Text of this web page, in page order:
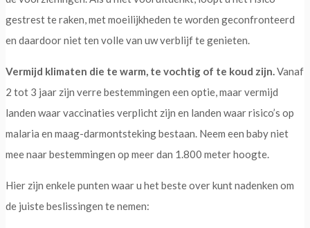
gestrest te raken, met moeilijkheden te worden geconfronteerd
en daardoor niet ten volle van uw verblijf te genieten.
Vermijd klimaten die te warm, te vochtig of te koud zijn.Vanaf
2 tot 3 jaar zijn verre bestemmingen een optie, maar vermijd
landen waar vaccinaties verplicht zijn en landen waar risico’s op
malaria en maag-darmontsteking bestaan. Neem een baby niet
mee naar bestemmingen op meer dan 1.800 meter hoogte.
Hier zijn enkele punten waar u het beste over kunt nadenken om
de juiste beslissingen te nemen: